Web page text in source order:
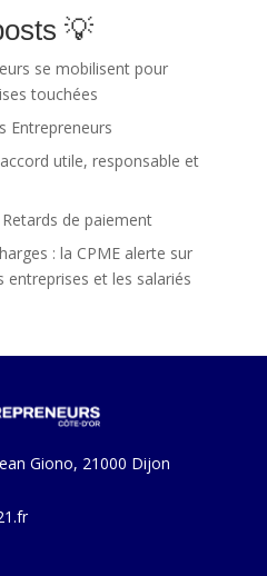
💡
se mobilisent pour
touchées
Entrepreneurs
utile, responsable et
de paiement
: la CPME alerte sur
entreprises et les salariés
Giono, 21000 Dijon